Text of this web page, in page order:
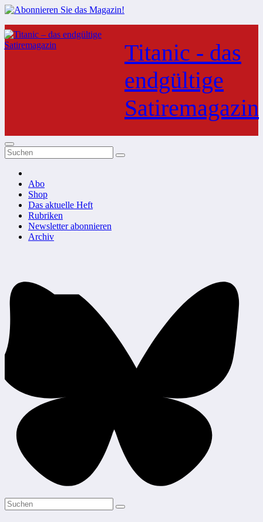
Zum
Inhalt
springen
Titanic - das
endgültige
Satiremagazin
Abo
Shop
Das aktuelle Heft
Rubriken
Newsletter abonnieren
Archiv